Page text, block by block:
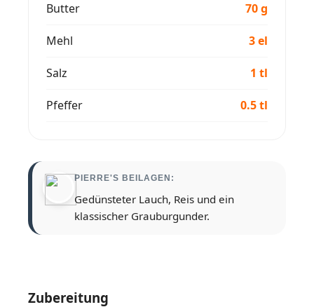
Butter 70 g
Mehl 3 el
Salz 1 tl
Pfeffer 0.5 tl
PIERRE'S BEILAGEN:
Gedünsteter Lauch, Reis und ein
klassischer Grauburgunder.
Zubereitung